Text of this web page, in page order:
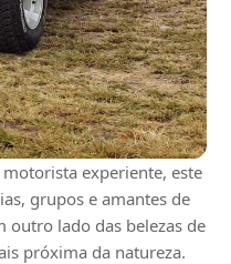
experiente, este
grupos e amantes de
outro lado das belezas de
próxima da natureza.